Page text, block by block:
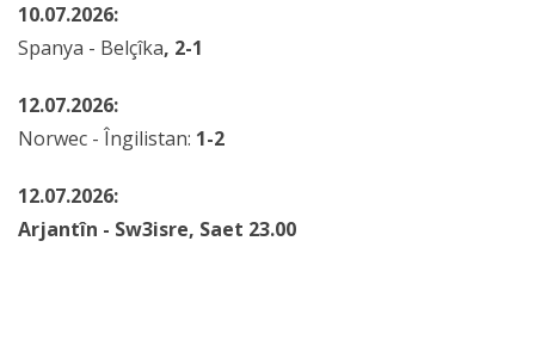
10.07.2026:
Spanya - Belçîka, 2-1
12.07.2026:
Norwec - Îngilistan: 1-2
12.07.2026:
Arjantîn - Sw3isre, Saet 23.00